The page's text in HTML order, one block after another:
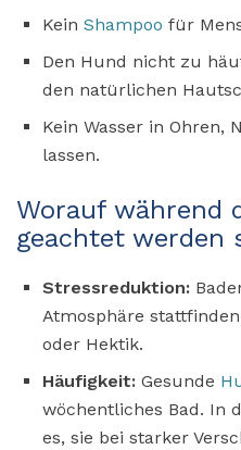
Kein Shampoo für
Den Hund nicht zu
den natürlichen
Kein Wasser in Ohren,
lassen.
Worauf während
geachtet werden
Stressreduktion:
Atmosphäre
oder Hektik.
Häufigkeit: Gesunde
wöchentliches Bad. In
es, sie bei starker